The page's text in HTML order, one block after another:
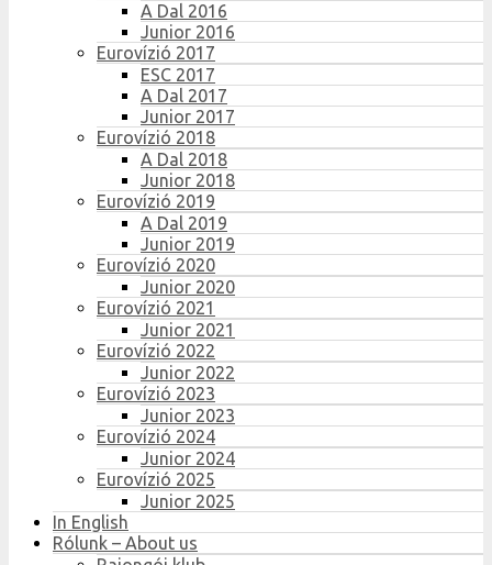
A Dal 2016
Junior 2016
Eurovízió 2017
ESC 2017
A Dal 2017
Junior 2017
Eurovízió 2018
A Dal 2018
Junior 2018
Eurovízió 2019
A Dal 2019
Junior 2019
Eurovízió 2020
Junior 2020
Eurovízió 2021
Junior 2021
Eurovízió 2022
Junior 2022
Eurovízió 2023
Junior 2023
Eurovízió 2024
Junior 2024
Eurovízió 2025
Junior 2025
In English
Rólunk – About us